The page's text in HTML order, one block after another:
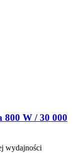
800 W / 30 000
wydajności